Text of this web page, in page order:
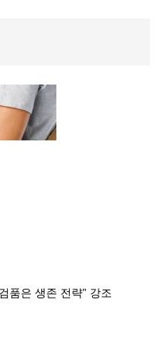
품은 생존 전략” 강조